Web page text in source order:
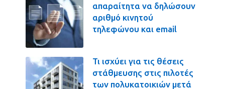
απαραίτητα να δηλώσουν
αριθμό κινητού
τηλεφώνου και email
Τι ισχύει για τις θέσεις
στάθμευσης στις πιλοτές
των πολυκατοικιών μετά